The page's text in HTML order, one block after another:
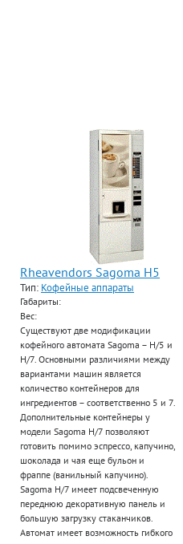
Rheavendors Sagoma H5
Тип: Кофейные аппараты
Габариты:
Вес:
Существуют две модификации
кофейного автомата Sagoma – H/5 и
H/7. Основными различиями между
вариантами машин является
количество контейнеров для
ингредиентов – соответственно 5 и 7.
Дополнительные контейнеры у
модели Sagoma H/7 позволяют
готовить помимо эспрессо, капучино,
шоколада и чая еще бульон и
фраппе (ванильный капучино).
Sagoma H/7 имеет подсвеченную
переднюю декоративную панель и
большую загрузку стаканчиков.
Автомат имеет возможность гибкого